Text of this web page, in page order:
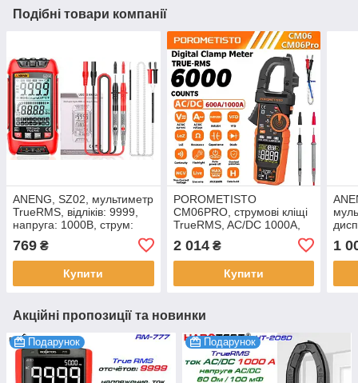
Подібні товари компанії
ANENG, SZ02, мультиметр
TrueRMS, відліків: 9999,
напруга: 1000В, струм:
ёмність: 100 мФ,
769 ₴
Купити
POROMETISTO
CM06PRO, струмові кліщі
TrueRMS, AC/DC 1000A,
750/1000В, опір: 60 МОм,
ємність: 100мФ, частота:
2 014₴
Купити
1
Акційні пропозиції та новинки
Подарунок Подарунок